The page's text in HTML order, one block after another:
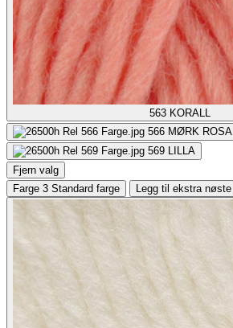
563 KORALL
566 MØRK ROSA
569 LILLA
Fjern valg
Farge 3 Standard farge Legg til ekstra nøste